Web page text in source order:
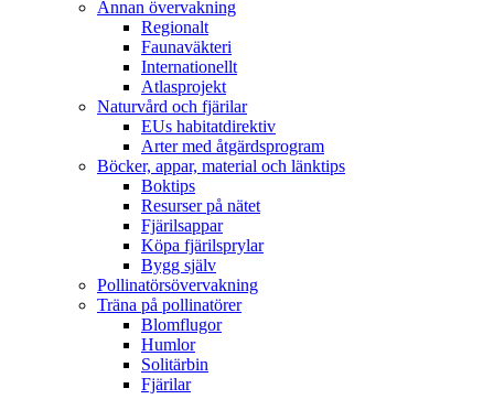
Annan övervakning
Regionalt
Faunaväkteri
Internationellt
Atlasprojekt
Naturvård och fjärilar
EUs habitatdirektiv
Arter med åtgärdsprogram
Böcker, appar, material och länktips
Boktips
Resurser på nätet
Fjärilsappar
Köpa fjärilsprylar
Bygg själv
Pollinatörsövervakning
Träna på pollinatörer
Blomflugor
Humlor
Solitärbin
Fjärilar